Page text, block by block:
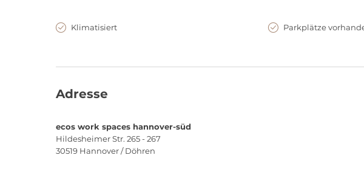
Klimatisiert Parkplätze
Adresse
ecos work spaces hannover-süd
Hildesheimer Str. 265 - 267
30519 Hannover / Döhren